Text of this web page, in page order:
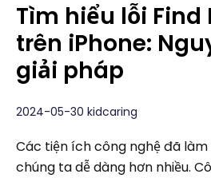
Tìm hiểu lỗi Find
trên iPhone:
giải pháp
2024-05-30 kidcaring
Các tiện ích công nghệ đã
chúng ta dễ dàng hơn nhiều.